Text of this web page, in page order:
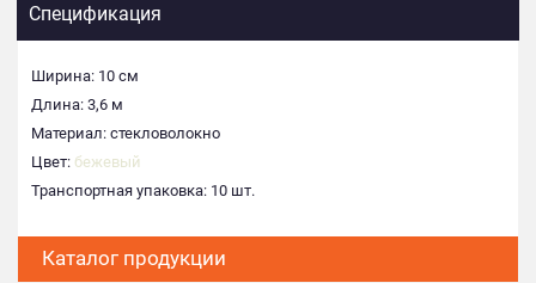
Каталог продукции
Спецификация
Ширина: 10 см
Длина: 3,6 м
Материал: стекловолокно
Цвет: бежевый
Транспортная упаковка: 10 шт.